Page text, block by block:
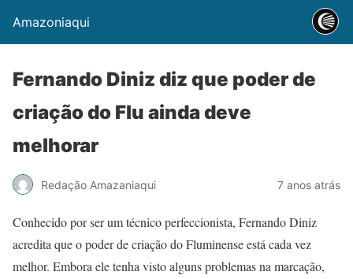
Amazoniaqui
Fernando Diniz diz que poder de
criação do Flu ainda deve
melhorar
Redação Amazaniaqui 7 anos atrás
Conhecido por ser um técnico perfeccionista, Fernando Diniz
acredita que o poder de criação do Fluminense está cada vez
melhor. Embora ele tenha visto alguns problemas na marcação,